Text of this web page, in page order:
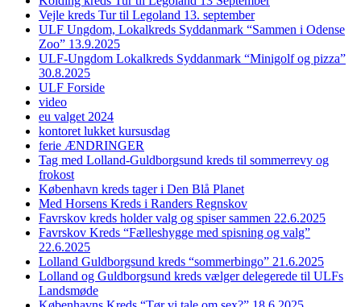
Vejle kreds Tur til Legoland 13. september
ULF Ungdom, Lokalkreds Syddanmark “Sammen i Odense
Zoo” 13.9.2025
ULF-Ungdom Lokalkreds Syddanmark “Minigolf og pizza”
30.8.2025
ULF Forside
video
eu valget 2024
kontoret lukket kursusdag
ferie ÆNDRINGER
Tag med Lolland-Guldborgsund kreds til sommerrevy og
frokost
København kreds tager i Den Blå Planet
Med Horsens Kreds i Randers Regnskov
Favrskov kreds holder valg og spiser sammen 22.6.2025
Favrskov Kreds “Fælleshygge med spisning og valg”
22.6.2025
Lolland Guldborgsund kreds “sommerbingo” 21.6.2025
Lolland og Guldborgsund kreds vælger delegerede til ULFs
Landsmøde